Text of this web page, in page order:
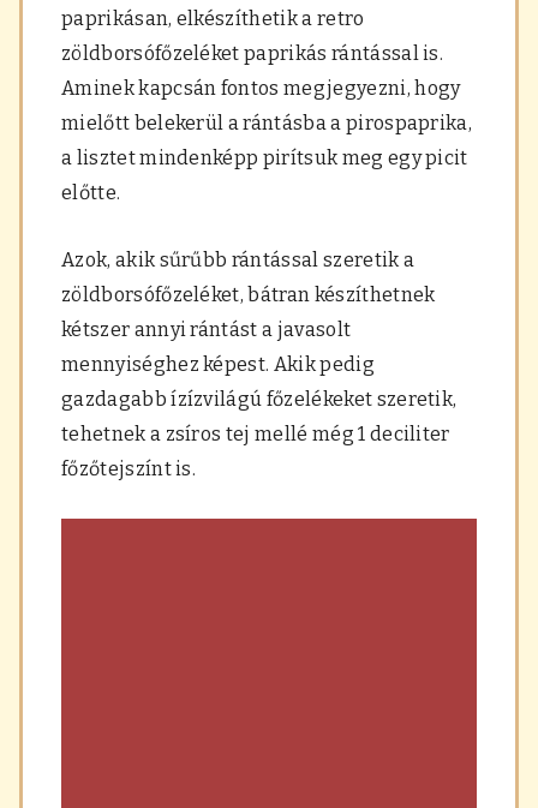
paprikásan, elkészíthetik a retro
zöldborsófőzeléket paprikás rántással is.
Aminek kapcsán fontos megjegyezni, hogy
mielőtt belekerül a rántásba a pirospaprika,
a lisztet mindenképp pirítsuk meg egy picit
előtte.
Azok, akik sűrűbb rántással szeretik a
zöldborsófőzeléket, bátran készíthetnek
kétszer annyi rántást a javasolt
mennyiséghez képest. Akik pedig
gazdagabb ízízvilágú főzelékeket szeretik,
tehetnek a zsíros tej mellé még 1 deciliter
főzőtejszínt is.